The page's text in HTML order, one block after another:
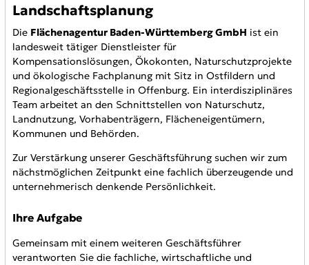
Landschaftsplanung
Die Flächenagentur Baden-Württemberg GmbH ist ein
landesweit tätiger Dienstleister für
Kompensationslösungen, Ökokonten, Naturschutzprojekte
und ökologische Fachplanung mit Sitz in Ostfildern und
Regionalgeschäftsstelle in Offenburg. Ein interdisziplinäres
Team arbeitet an den Schnittstellen von Naturschutz,
Landnutzung, Vorhabenträgern, Flächeneigentümern,
Kommunen und Behörden.
Zur Verstärkung unserer Geschäftsführung suchen wir zum
nächstmöglichen Zeitpunkt eine fachlich überzeugende und
unternehmerisch denkende Persönlichkeit.
Ihre Aufgabe
Gemeinsam mit einem weiteren Geschäftsführer
verantworten Sie die fachliche, wirtschaftliche und